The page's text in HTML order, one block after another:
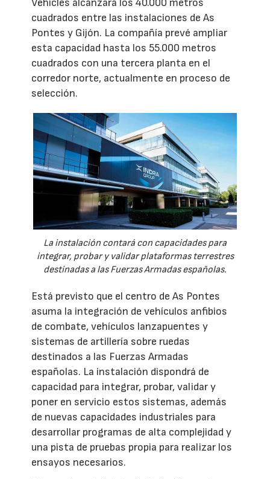
Vehicles alcanzará los 40.000 metros
cuadrados entre las instalaciones de As
Pontes y Gijón. La compañía prevé ampliar
esta capacidad hasta los 55.000 metros
cuadrados con una tercera planta en el
corredor norte, actualmente en proceso de
selección.
La instalación contará con capacidades para
integrar, probar y validar plataformas terrestres
destinadas a las Fuerzas Armadas españolas.
Está previsto que el centro de As Pontes
asuma la integración de vehículos anfibios
de combate, vehículos lanzapuentes y
sistemas de artillería sobre ruedas
destinados a las Fuerzas Armadas
españolas. La instalación dispondrá de
capacidad para integrar, probar, validar y
poner en servicio estos sistemas, además
de nuevas capacidades industriales para
desarrollar programas de alta complejidad y
una pista de pruebas propia para realizar los
ensayos necesarios.